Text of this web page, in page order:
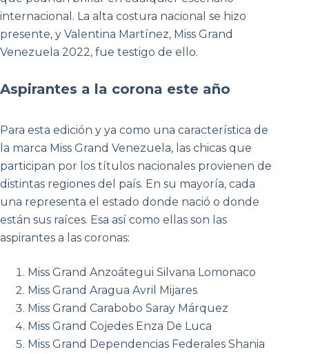
internacional. La alta costura nacional se hizo
presente, y Valentina Martínez, Miss Grand
Venezuela 2022, fue testigo de ello.
Aspirantes a la corona este año
Para esta edición y ya como una característica de
la marca Miss Grand Venezuela, las chicas que
participan por los títulos nacionales provienen de
distintas regiones del país. En su mayoría, cada
una representa el estado donde nació o donde
están sus raíces. Esa así como ellas son las
aspirantes a las coronas:
Miss Grand Anzoátegui Silvana Lomonaco
Miss Grand Aragua Avril Mijares
Miss Grand Carabobo Saray Márquez
Miss Grand Cojedes Enza De Luca
Miss Grand Dependencias Federales Shania